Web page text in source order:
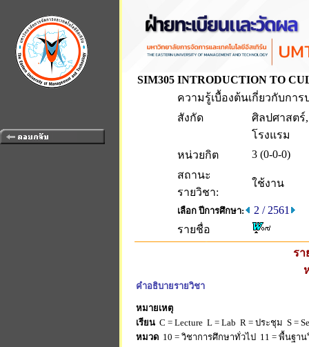
SIM305 INTRODUCTION TO
ความรู้เบื้องต้นเกี่ยวกับกา
สังกัด
ศิลปศาสตร์
โรงแรม
หน่วยกิต
3 (0-0-0)
สถานะ
รายวิชา:
ใช้งาน
เลือก ปีการศึกษา:
2 / 2561
รายชื่อ
รา
คำอธิบายรายวิชา
หมายเหตุ
เรียน C = Lecture L = Lab R = ประชุม S =
หมวด 10 = วิชาการศึกษาทั่วไป 11 = พื้นฐา